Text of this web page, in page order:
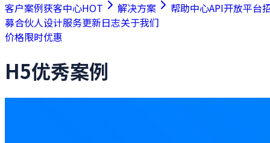
客户案例获客中心HOT 解决方案 帮助中心API开放平台
募合伙人设计服务更新日志关于我们
价格限时优惠
H5优秀案例